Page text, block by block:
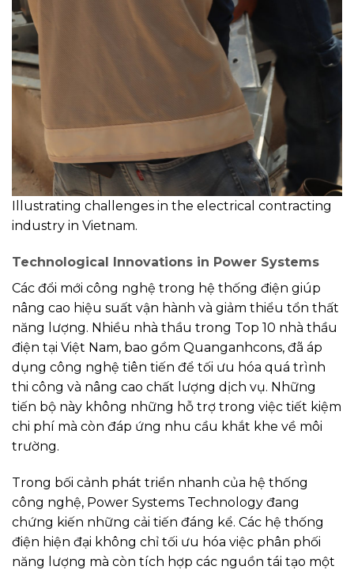
Illustrating challenges in the electrical contracting
industry in Vietnam.
Technological Innovations in Power Systems
Các đổi mới công nghệ trong hệ thống điện giúp
nâng cao hiệu suất vận hành và giảm thiểu tổn thất
năng lượng. Nhiều nhà thầu trong Top 10 nhà thầu
điện tại Việt Nam, bao gồm Quanganhcons, đã áp
dụng công nghệ tiên tiến để tối ưu hóa quá trình
thi công và nâng cao chất lượng dịch vụ. Những
tiến bộ này không những hỗ trợ trong việc tiết kiệm
chi phí mà còn đáp ứng nhu cầu khắt khe về môi
trường.
Trong bối cảnh phát triển nhanh của hệ thống
công nghệ, Power Systems Technology đang
chứng kiến những cải tiến đáng kể. Các hệ thống
điện hiện đại không chỉ tối ưu hóa việc phân phối
năng lượng mà còn tích hợp các nguồn tái tạo một